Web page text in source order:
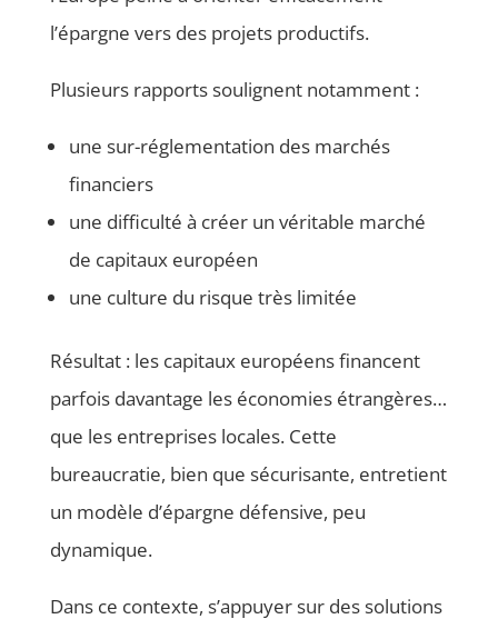
l’épargne vers des projets productifs.
Plusieurs rapports soulignent notamment :
une sur-réglementation des marchés
financiers
une difficulté à créer un véritable marché
de capitaux européen
une culture du risque très limitée
Résultat : les capitaux européens financent
parfois davantage les économies étrangères…
que les entreprises locales. Cette
bureaucratie, bien que sécurisante, entretient
un modèle d’épargne défensive, peu
dynamique.
Dans ce contexte, s’appuyer sur des solutions